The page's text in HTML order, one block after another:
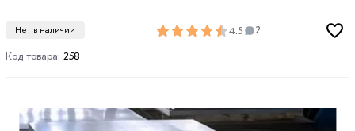
Нет в наличии 4.5 2
Код товара: 258